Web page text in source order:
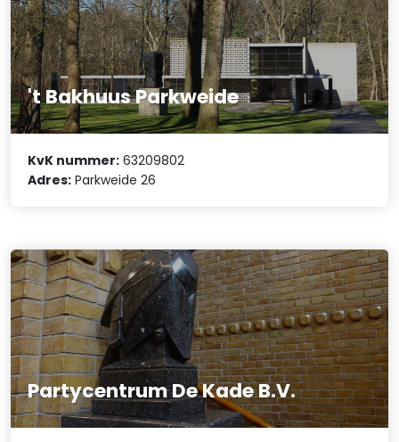
't Bakhuus Parkweide
KvK nummer: 63209802
Adres: Parkweide 26
Partycentrum De Kade B.V.